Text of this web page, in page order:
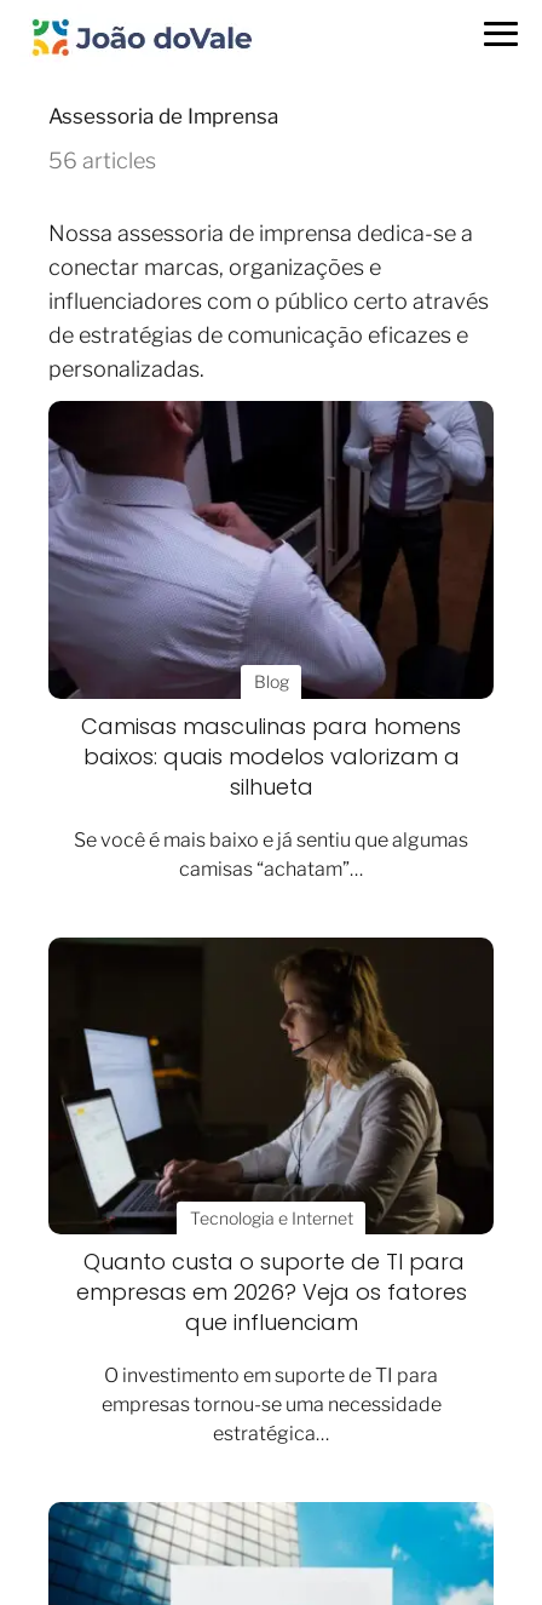
Assessoria de Imprensa
56 articles
Nossa assessoria de imprensa dedica-se a
conectar marcas, organizações e
influenciadores com o público certo através
de estratégias de comunicação eficazes e
personalizadas.
Blog
Camisas masculinas para homens
baixos: quais modelos valorizam a
silhueta
Se você é mais baixo e já sentiu que algumas
camisas “achatam”…
Tecnologia e Internet
Quanto custa o suporte de TI para
empresas em 2026? Veja os fatores
que influenciam
O investimento em suporte de TI para
empresas tornou-se uma necessidade
estratégica…